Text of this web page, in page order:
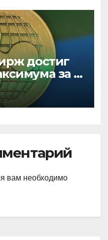
достиг
за 5
вам необходимо